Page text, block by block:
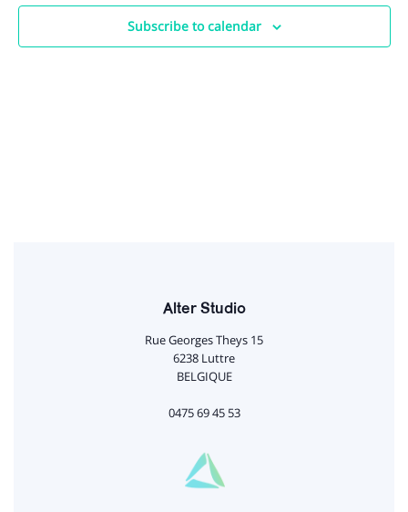
Subscribe to calendar
Alter Studio
Rue Georges Theys 15
6238 Luttre
BELGIQUE
0475 69 45 53